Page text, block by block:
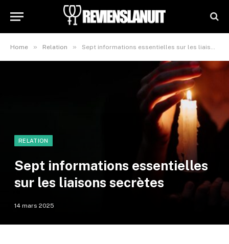
Home » Relation » Sept informations essentielles sur les liaisons secrètes
RELATION
Sept informations essentielles
sur les liaisons secrètes
14 mars 2025